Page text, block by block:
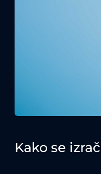
Kako se